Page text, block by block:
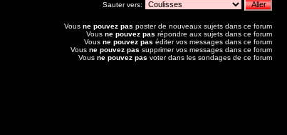
Sauter vers:
Vous ne pouvez pas poster de nouveaux sujets dans ce forum
Vous ne pouvez pas répondre aux sujets dans ce forum
Vous ne pouvez pas éditer vos messages dans ce forum
Vous ne pouvez pas supprimer vos messages dans ce forum
Vous ne pouvez pas voter dans les sondages de ce forum